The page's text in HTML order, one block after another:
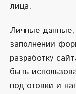
лица.
Личные данные,
заполнении
разработку
быть
подготовки и